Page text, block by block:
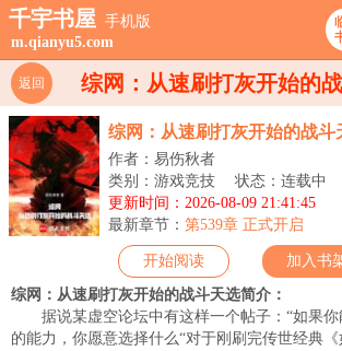
千宇书屋 手机版
m.qianyu5.com
综网：从速刷打灰开始的
返回
综网：从速刷打灰开始的战斗
作者：易伤秋者
类别：游戏竞技
状态：连载中
更新时间：2026-08-09 21:41:45
最新章节： 第539章 正式开启
开始阅读 加入书
综网：从速刷打灰开始的战斗天选简介：
据说某虚空论坛中有这样一个帖子：“如果
的能力，你愿意选择什么“对于刚刷完传世经典